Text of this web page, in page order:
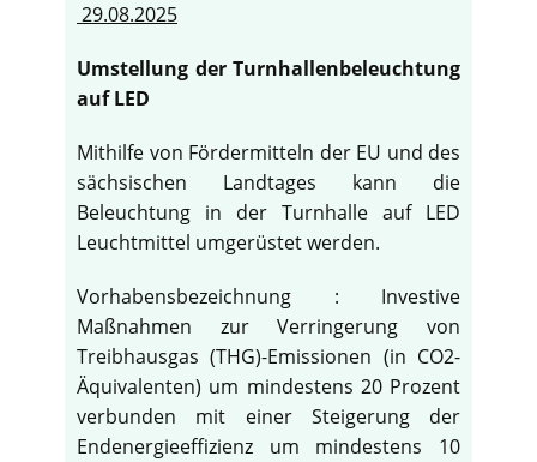
29.08.2025
Umstellung der Turnhallenbeleuchtung
auf LED
Mithilfe von Fördermitteln der EU und des
sächsischen Landtages kann die
Beleuchtung in der Turnhalle auf LED
Leuchtmittel umgerüstet werden.
Vorhabensbezeichnung : Investive
Maßnahmen zur Verringerung von
Treibhausgas (THG)-Emissionen (in CO2-
Äquivalenten) um mindestens 20 Prozent
verbunden mit einer Steigerung der
Endenergieeffizienz um mindestens 10